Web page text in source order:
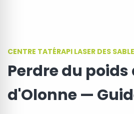
CENTRE TATÉRAPI LASER DES
Perdre du poids
d'Olonne —